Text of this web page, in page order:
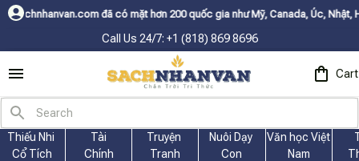
đã có mặt hơn 200 quốc gia như Mỹ, Canada, Úc, Nhật, Hàn, và các nước
Call Us 24/7: +1 (818) 869 8696
Cart
Thiếu Nhi
Cổ Tích
Tài
Chính
Truyện
Tranh
Nuôi Dạy
Con
Văn học Việt
Nam